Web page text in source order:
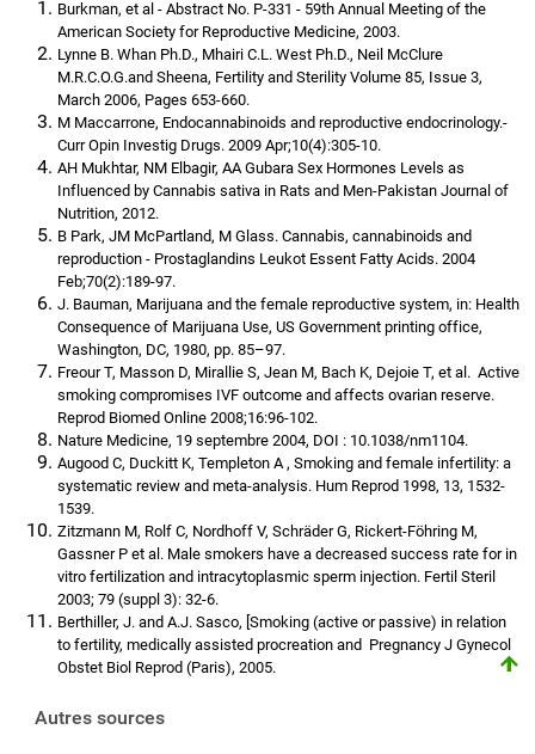
Burkman, et al - Abstract No. P-331 - 59th Annual Meeting of the
American Society for Reproductive Medicine, 2003.
Lynne B. Whan Ph.D., Mhairi C.L. West Ph.D., Neil McClure
M.R.C.O.G.and Sheena, Fertility and Sterility Volume 85, Issue 3,
March 2006, Pages 653-660.
M Maccarrone, Endocannabinoids and reproductive endocrinology.-
Curr Opin Investig Drugs. 2009 Apr;10(4):305-10.
AH Mukhtar, NM Elbagir, AA Gubara Sex Hormones Levels as
Influenced by Cannabis sativa in Rats and Men-Pakistan Journal of
Nutrition, 2012.
B Park, JM McPartland, M Glass. Cannabis, cannabinoids and
reproduction - Prostaglandins Leukot Essent Fatty Acids. 2004
Feb;70(2):189-97.
J. Bauman, Marijuana and the female reproductive system, in: Health
Consequence of Marijuana Use, US Government printing office,
Washington, DC, 1980, pp. 85–97.
Freour T, Masson D, Mirallie S, Jean M, Bach K, Dejoie T, et al. Active
smoking compromises IVF outcome and affects ovarian reserve.
Reprod Biomed Online 2008;16:96-102.
Nature Medicine, 19 septembre 2004, DOI : 10.1038/nm1104.
Augood C, Duckitt K, Templeton A , Smoking and female infertility: a
systematic review and meta-analysis. Hum Reprod 1998, 13, 1532-
1539.
Zitzmann M, Rolf C, Nordhoff V, Schräder G, Rickert-Föhring M,
Gassner P et al. Male smokers have a decreased success rate for in
vitro fertilization and intracytoplasmic sperm injection. Fertil Steril
2003; 79 (suppl 3): 32-6.
Berthiller, J. and A.J. Sasco, [Smoking (active or passive) in relation
to fertility, medically assisted procreation and Pregnancy J Gynecol
Obstet Biol Reprod (Paris), 2005.
Autres sources